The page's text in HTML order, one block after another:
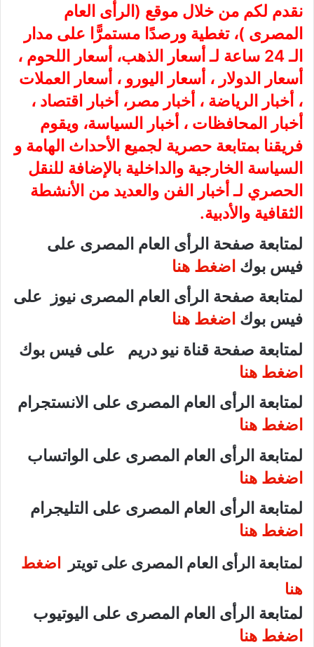
نقدم لكم من خلال موقع ( الرأى العام
المصرى )، تغطية ورصدًا مستمرًّا على مدار
الـ 24 ساعة لـ أسعار الذهب، أسعار اللحوم ،
أسعار الدولار ، أسعار اليورو ، أسعار العملات
، أخبار الرياضة ، أخبار مصر، أخبار اقتصاد ،
أخبار المحافظات ، أخبار السياسة، ويقوم
فريقنا بمتابعة حصرية لجميع الأحداث الهامة و
السياسة الخارجية والداخلية بالإضافة للنقل
الحصري لـ أخبار الفن والعديد من الأنشطة
الثقافية والأدبية.
لمتابعة صفحة الرأى العام المصرى على
فيس بوك اضغط هنا
لمتابعة صفحة الرأى العام المصرى نيوز على
فيس بوك اضغط هنا
لمتابعة صفحة قناة نيو دريم على فيس بوك
اضغط هنا
لمتابعة الرأى العام المصرى على الانستجرام
اضغط هنا
لمتابعة الرأى العام المصرى على الواتساب
اضغط هنا
لمتابعة الرأى العام المصرى على التليجرام
اضغط هنا
لمتابعة الرأى العام المصرى على تويتر اضغط
هنا
لمتابعة الرأى العام المصرى على اليوتيوب
اضغط هنا